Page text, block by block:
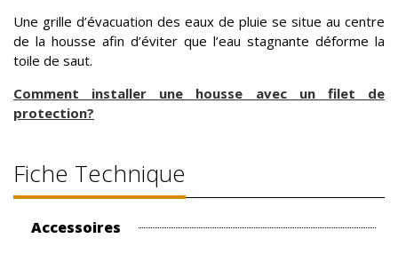
Une grille d’évacuation des eaux de pluie se situe au centre
de la housse afin d’éviter que l’eau stagnante déforme la
toile de saut.
Comment installer une housse avec un filet de
protection?
Fiche Technique
Accessoires